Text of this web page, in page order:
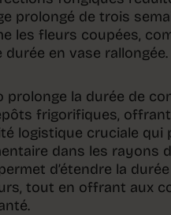
prolongé de trois
les fleurs coupées,
en vase rallongée.
prolonge la durée de
frigorifiques,
logistique cruciale qui
dans les rayons
d’étendre la
tout en offrant aux